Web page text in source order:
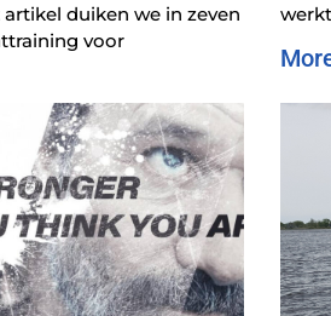
duiken we in zeven
voor